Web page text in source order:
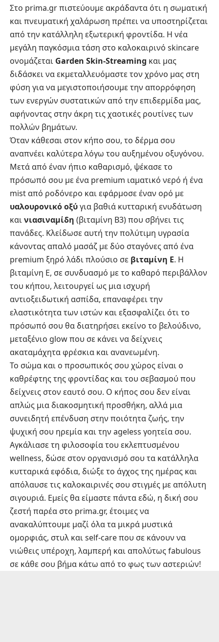
Στο prima.gr πιστεύουμε ακράδαντα ότι η σωματική
και πνευματική χαλάρωση πρέπει να υποστηρίζεται
από την κατάλληλη εξωτερική φροντίδα. Η νέα
μεγάλη παγκόσμια τάση στο καλοκαιρινό skincare
ονομάζεται Garden Skin-Streaming και μας
διδάσκει να εκμεταλλευόμαστε τον χρόνο μας στη
φύση για να μεγιστοποιήσουμε την απορρόφηση
των ενεργών συστατικών από την επιδερμίδα μας,
αφήνοντας στην άκρη τις χαοτικές ρουτίνες των
πολλών βημάτων.
Όταν κάθεσαι στον κήπο σου, το δέρμα σου
αναπνέει καλύτερα λόγω του αυξημένου οξυγόνου.
Μετά από έναν ήπιο καθαρισμό, ψέκασε το
πρόσωπό σου με ένα premium ιαματικό νερό ή ένα
mist από ροδόνερο και εφάρμοσε έναν ορό με
υαλουρονικό οξύγια βαθιά κυτταρική ενυδάτωση
καινιασιναμίδη (βιταμίνη Β3) που σβήνει τις
πανάδες. Κλείδωσε αυτή την πολύτιμη υγρασία
κάνοντας απαλό μασάζ με δύο σταγόνες από ένα
premium ξηρό λάδι πλούσιο σε βιταμίνη Ε. Η
βιταμίνη Ε, σε συνδυασμό με το καθαρό περιβάλλον
του κήπου, λειτουργεί ως μια ισχυρή
αντιοξειδωτική ασπίδα, επαναφέρει την
ελαστικότητα των ιστών και εξασφαλίζει ότι το
πρόσωπό σου θα διατηρήσει εκείνο το βελούδινο,
μεταξένιο glow που σε κάνει να δείχνεις
ακαταμάχητα φρέσκια και ανανεωμένη.
Το σώμα και ο προσωπικός σου χώρος είναι ο
καθρέφτης της φροντίδας και του σεβασμού που
δείχνεις στον εαυτό σου. Ο κήπος σου δεν είναι
απλώς μια διακοσμητική προσθήκη, αλλά μια
συνειδητή επένδυση στην ποιότητα ζωής, την
ψυχική σου ηρεμία και την ageless γοητεία σου.
Αγκάλιασε τη φιλοσοφία του εκλεπτυσμένου
wellness, δώσε στον οργανισμό σου τα κατάλληλα
κυτταρικά εφόδια, διώξε το άγχος της ημέρας και
απόλαυσε τις καλοκαιρινές σου στιγμές με απόλυτη
σιγουριά. Εμείς θα είμαστε πάντα εδώ, η δική σου
ζεστή παρέα στο prima.gr, έτοιμες να
ανακαλύπτουμε μαζί όλα τα μικρά μυστικά
ομορφιάς, στυλ και self-care που σε κάνουν να
νιώθεις υπέροχη, λαμπερή και απολύτως fabulous
σε κάθε σου βήμα κάτω από το φως των αστεριών!